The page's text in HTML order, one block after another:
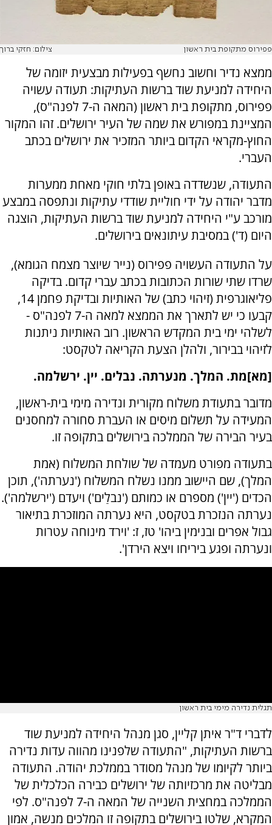
פפירוס מתקופת בית ראשון צילום: חזקי ברוך
ממצא נדיר וחשוב נחשף בפעילות מבצעית יזומה של
היחידה למניעת שוד ברשות העתיקות: תעודה עשויה
פפירוס, מתקופת בית ראשון (המאה ה-7 לפנה"ס),
המציינת במפורש את שמה של העיר ירושלים. זהו המקור
החוץ-מקראי הקדום ביותר המזכיר את ירושלים בכתב
העברי.
התעודה, שנשדדה באופן בלתי חוקי מאחת ממערות
מדבר יהודה על ידי חוליית שודדי עתיקות ונתפסה במבצע
מורכב ע"י היחידה למניעת שוד ברשות העתיקות, הוצגה
היום (ד') במסיבת עיתונאים בירושלים.
על התעודה העשויה פפירוס (נייר שיוצר מצמח הגומא),
שרדו שתי שורות הכתובות בכתב עברי קדום. בדיקה
פליאוגרפית (זיהוי כתב) של האותיות ובדיקת פחמן 14,
קבעו כי יש לתארך את הממצא למאה ה-7 לפנה"ס -
לשלהי ימי בית המקדש הראשון. רוב האותיות ניתנות
לזיהוי בבירור, ולהלן הצעת הקריאה לטקסט:
[מא]מת. המלך. מנערתה. נבלים. יין. ירשלמה.
מדובר בתעודת משלוח מקורית ונדירה מימי בית-ראשון,
המעידה על תשלום מיסים או העברת סחורה למחסנים
בעיר הבירה של הממלכה בירושלים בתקופה זו.
בתעודה מפורט מעמדה של שולחת המשלוח (אמת
המלך), שם היישוב ממנו נשלח המשלוח ('נערתה'), תוכן
הכדים ('יין') מספרם או כמותם ('נבלַים') ויעדם ('ירשלמה').
נערתה הנזכרת בטקסט, היא נערתה המוזכרת בתיאור
גבול אפרים ובנימין ביהו' טז, ז: 'וירד מינוחה עטרות
ונערתה ופגע ביריחו ויצא הירדן'.
תגלית נדירה מימי בית ראשון
לדברי ד"ר איתן קליין, סגן מנהל היחידה למניעת שוד
ברשות העתיקות, "התעודה שלפנינו מהווה עדות נדירה
ביותר לקיומו של מנהל מסודר בממלכת יהודה. התעודה
מבליטה את מרכזיותה של ירושלים כבירה הכלכלית של
הממלכה במחצית השנייה של המאה ה-7 לפנה"ס. לפי
המקרא, שלטו בירושלים בתקופה זו המלכים מנשה, אמון